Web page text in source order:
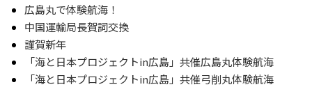
広島丸で体験航海！
中国運輸局長賀詞交換
謹賀新年
「海と日本プロジェクトin広島」共催広島丸体験航海
「海と日本プロジェクトin広島」共催弓削丸体験航海